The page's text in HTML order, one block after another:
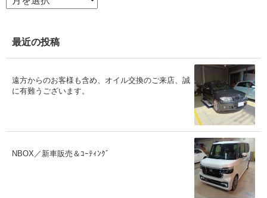
ー
ブ
最近の投稿
遠方からのお客様も含め、オイル交換のご来店、誠
に有難うございます。
NBOX／新車販売＆ｺｰﾃｨﾝｸﾞ